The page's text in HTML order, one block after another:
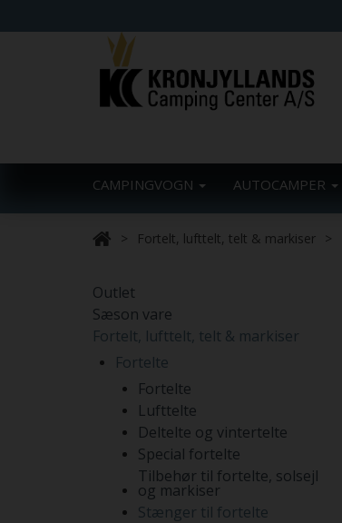
CAMPINGVOGN AUTOCAMPER
Fortelt, lufttelt, telt & markiser
Outlet
Sæson vare
Fortelt, lufttelt, telt & markiser
Fortelte
Fortelte
Lufttelte
Deltelte og vintertelte
Special fortelte
Tilbehør til fortelte, solsejl
og markiser
Stænger til fortelte